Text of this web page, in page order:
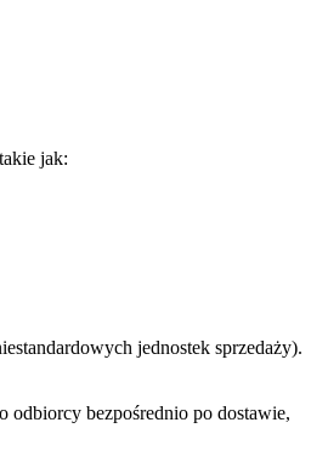
jak:
jednostek sprzedaży).
odbiorcy bezpośrednio po dostawie,